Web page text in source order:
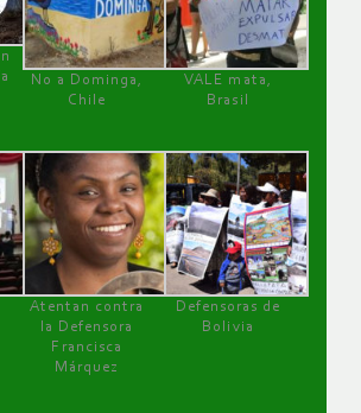
No a Dominga,
Chile
VALE mata,
Brasil
Atentan contra
la Defensora
Francisca
Márquez
Defensoras de
Bolivia